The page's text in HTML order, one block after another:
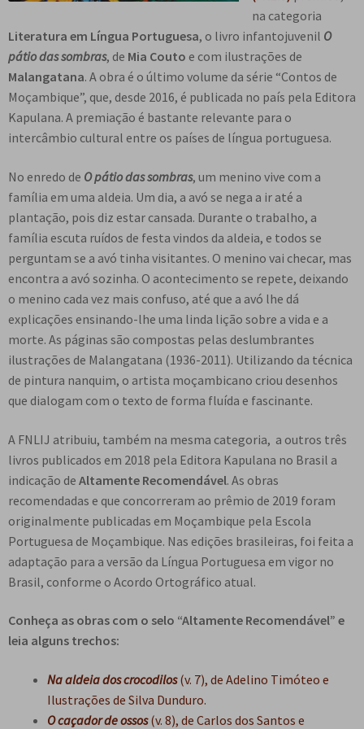
e
n
t
e
na categoria
Literatura em Língua Portuguesa, o livro infantojuvenil O
pátio das sombras, de Mia Couto e com ilustrações de
Malangatana. A obra é o último volume da série “Contos de
Moçambique”, que, desde 2016, é publicada no país pela Editora
Kapulana. A premiação é bastante relevante para o
intercâmbio cultural entre os países de língua portuguesa.
No enredo de O pátio das sombras, um menino vive com a
família em uma aldeia. Um dia, a avó se nega a ir até a
plantação, pois diz estar cansada. Durante o trabalho, a
família escuta ruídos de festa vindos da aldeia, e todos se
perguntam se a avó tinha visitantes. O menino vai checar, mas
encontra a avó sozinha. O acontecimento se repete, deixando
o menino cada vez mais confuso, até que a avó lhe dá
explicações ensinando-lhe uma linda lição sobre a vida e a
morte. As páginas são compostas pelas deslumbrantes
ilustrações de Malangatana (1936-2011). Utilizando da técnica
de pintura nanquim, o artista moçambicano criou desenhos
que dialogam com o texto de forma fluída e fascinante.
A FNLIJ atribuiu, também na mesma categoria, a outros três
livros publicados em 2018 pela Editora Kapulana no Brasil a
indicação de Altamente Recomendável. As obras
recomendadas e que concorreram ao prêmio de 2019 foram
originalmente publicadas em Moçambique pela Escola
Portuguesa de Moçambique. Nas edições brasileiras, foi feita a
adaptação para a versão da Língua Portuguesa em vigor no
Brasil, conforme o Acordo Ortográfico atual.
Conheça as obras com o selo “Altamente Recomendável” e
leia alguns trechos:
Na aldeia dos crocodilos(v. 7), de Adelino Timóteo e
Ilustrações de Silva Dunduro.
O caçador de ossos(v. 8), de Carlos dos Santos e